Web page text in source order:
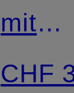
mit
CHF